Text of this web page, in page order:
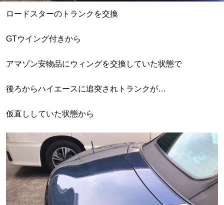
ロードスターのトランクを交換
GTウイング付きから
アマゾン安物品にウィングを交換していた状態で
後ろからハイエースに追突されトランクが…
仮直ししていた状態から